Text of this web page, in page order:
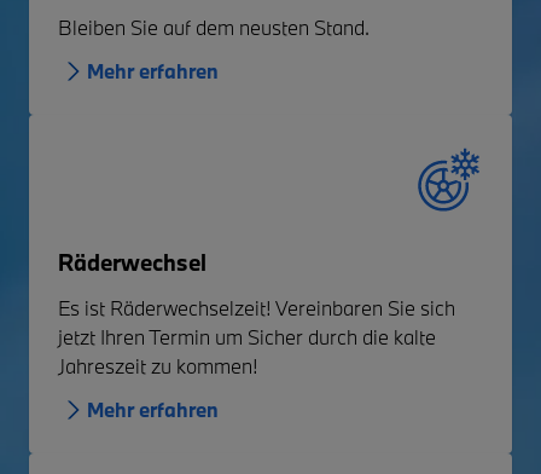
Bleiben Sie auf dem neusten Stand.
Mehr erfahren
Räderwechsel
Es ist Räderwechselzeit! Vereinbaren Sie sich
jetzt Ihren Termin um Sicher durch die kalte
Jahreszeit zu kommen!
Mehr erfahren